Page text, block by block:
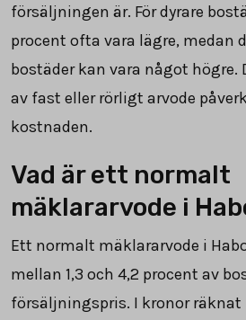
försäljningen är. För dyrare
procent ofta vara lägre, medan
bostäder kan vara något högre.
av fast eller rörligt arvode
kostnaden.
Vad är ett normalt
mäklararvode i
Ett normalt mäklararvode i
mellan 1,3 och 4,2 procent av
försäljningspris. I kronor räknat